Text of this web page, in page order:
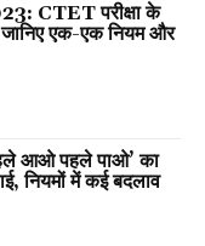
CTET परीक्षा के
जानिए एक-एक नियम और
आओ पहले पाओ’ का
नियमों में कई बदलाव